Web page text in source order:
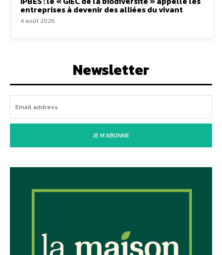
entreprises à devenir des alliées du vivant
4 août 2026
Newsletter
JE M'ABONNE